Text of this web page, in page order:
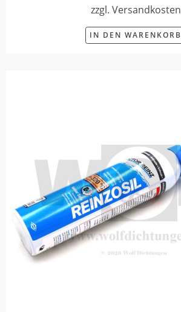
zzgl. Versandkosten
IN DEN WARENKORB